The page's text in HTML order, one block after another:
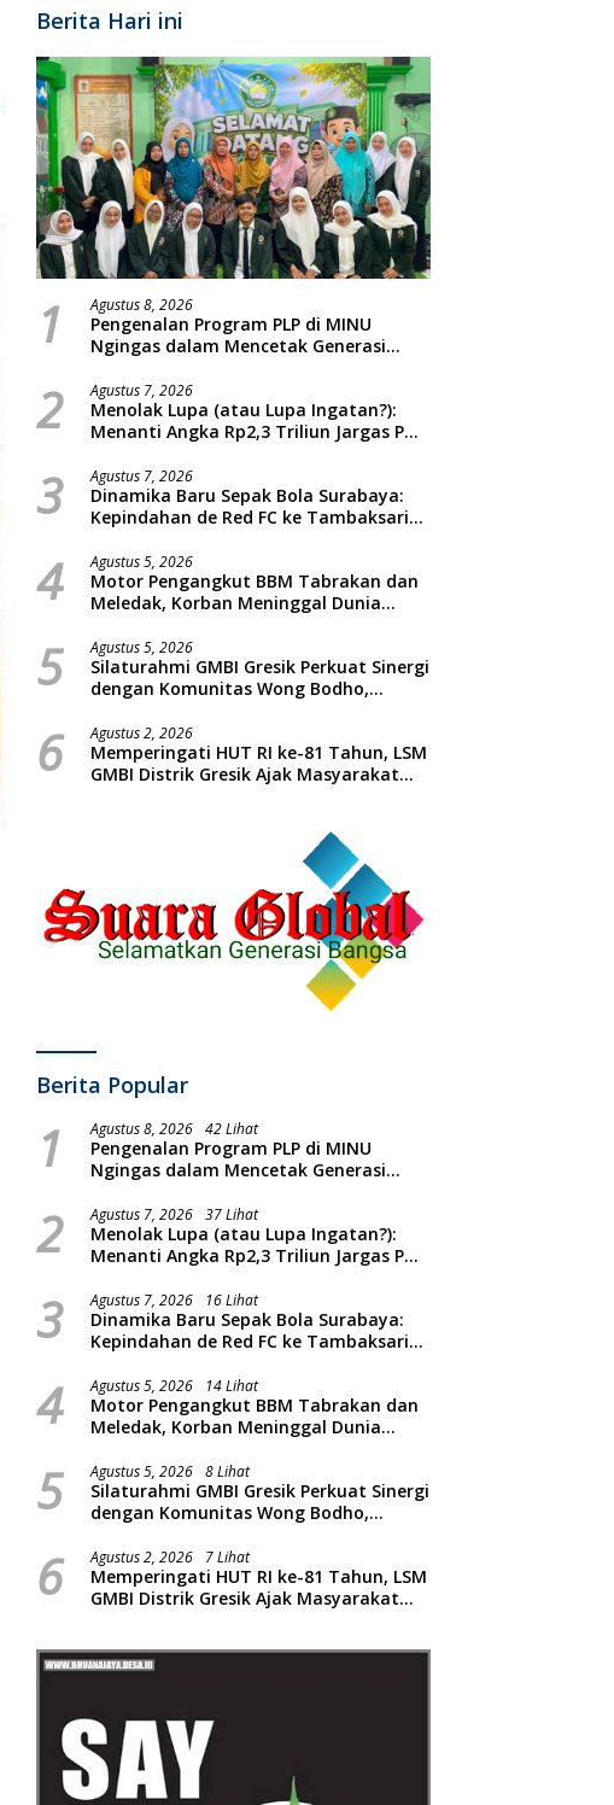
Berita Hari ini
1 Agustus 8, 2026
Pengenalan Program PLP di MINU
Ngingas dalam Mencetak Generasi
2 Agustus 7, 2026
Menolak Lupa (atau Lupa Ingatan?):
Menanti Angka Rp2,3 Triliun Jargas PGN
Penyelidikan
3 Agustus 7, 2026
Dinamika Baru Sepak Bola Surabaya:
Kepindahan de Red FC ke Tambaksari
4 Agustus 5, 2026
Motor Pengangkut BBM Tabrakan dan
Meledak, Korban Meninggal Dunia
5 Agustus 5, 2026
Silaturahmi GMBI Gresik Perkuat Sinergi
dengan Komunitas Wong Bodho,
Reggae Vespa Menjelang Acara
Sunatan Massal dan Santunan Anak
Yatim
6 Agustus 2, 2026
Memperingati HUT RI ke-81 Tahun, LSM
GMBI Distrik Gresik Ajak Masyarakat
Berita Popular
1 Agustus 8, 2026 42 Lihat
Pengenalan Program PLP di MINU
Ngingas dalam Mencetak Generasi
2 Agustus 7, 2026 37 Lihat
Menolak Lupa (atau Lupa Ingatan?):
Menanti Angka Rp2,3 Triliun Jargas PGN
Penyelidikan
3 Agustus 7, 2026 16 Lihat
Dinamika Baru Sepak Bola Surabaya:
Kepindahan de Red FC ke Tambaksari
4 Agustus 5, 2026 14 Lihat
Motor Pengangkut BBM Tabrakan dan
Meledak, Korban Meninggal Dunia
5 Agustus 5, 2026 8 Lihat
Silaturahmi GMBI Gresik Perkuat Sinergi
dengan Komunitas Wong Bodho,
Reggae Vespa Menjelang Acara
Sunatan Massal dan Santunan Anak
Yatim
6 Agustus 2, 2026 7 Lihat
Memperingati HUT RI ke-81 Tahun, LSM
GMBI Distrik Gresik Ajak Masyarakat